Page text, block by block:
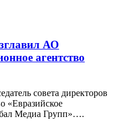
АО
агентство
совета директоров
«Евразийское
Медиа Групп»….